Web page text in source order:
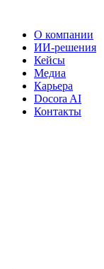
О компании
ИИ-решения
Кейсы
Медиа
Карьера
Docora AI
Контакты